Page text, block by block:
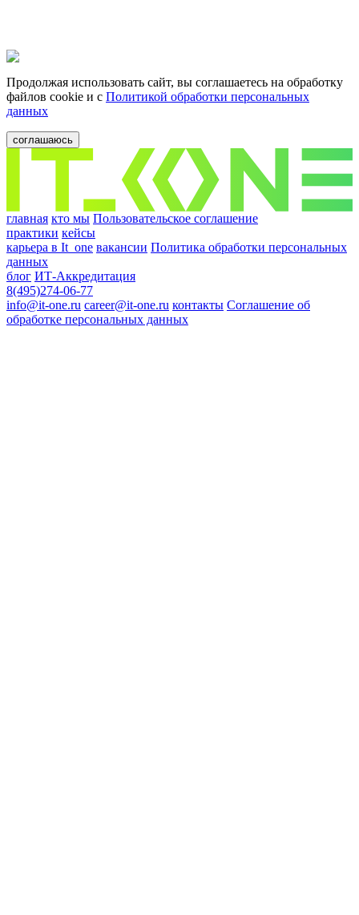
Продолжая использовать сайт, вы соглашаетесь на обработку
файлов cookie и c Политикой обработки персональных
данных
соглашаюсь
главная кто мы Пользовательское соглашение
практики кейсы
карьера в It_one вакансии Политика обработки персональных
данных
блог ИТ-Аккредитация
8(495)274-06-77
info@it-one.ru career@it-one.ru контакты Соглашение об
обработке персональных данных